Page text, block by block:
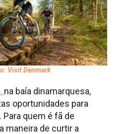
Visit Denmark
na baía dinamarquesa,
oportunidades para
Para quem é fã de
maneira de curtir a